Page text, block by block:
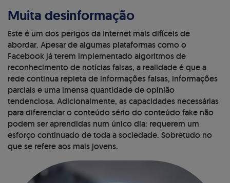
Muita desinformação
Este é um dos perigos da Internet mais difíceis de
abordar. Apesar de algumas plataformas como o
Facebook já terem implementado algoritmos de
reconhecimento de notícias falsas, a realidade é que a
rede continua repleta de informações falsas, informações
parciais e uma imensa quantidade de opinião
tendenciosa. Adicionalmente, as capacidades necessárias
para diferenciar o conteúdo sério do conteúdo fake não
podem ser aprendidas num único dia: requerem um
esforço continuado de toda a sociedade. Sobretudo no
que se refere aos mais jovens.